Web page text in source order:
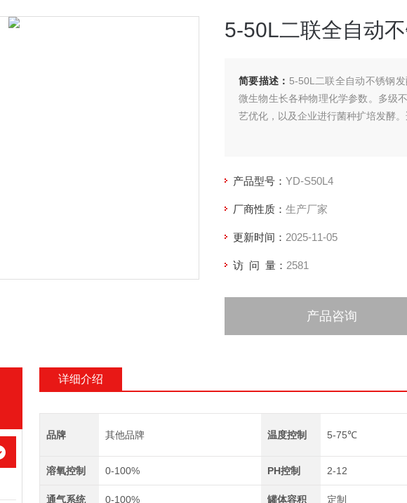
5-50L二联全自动
简要描述： 5-50L二联全自动不锈钢
微生物生长各种物理化学参数。多级
艺优化，以及企业进行菌种扩培发酵
产品型号： YD-S50L4
厂商性质： 生产厂家
更新时间： 2025-11-05
访 问 量： 2581
产品咨询
详细介绍
品牌 其他品牌 温度控制 5-75℃
溶氧控制 0-100% PH控制 2-12
通气系统 0-100% 罐体容积 定制